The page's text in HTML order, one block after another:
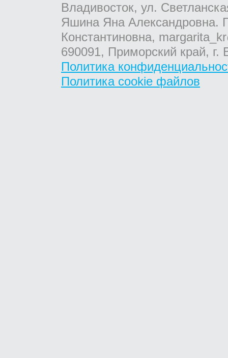
Владивосток, ул.
Яшина Яна Александровна.
Константиновна,
690091, Приморский край,
Политика
Политика cookie файлов